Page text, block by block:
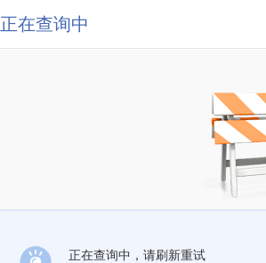
正在查询中
正在查询中，请刷新重试